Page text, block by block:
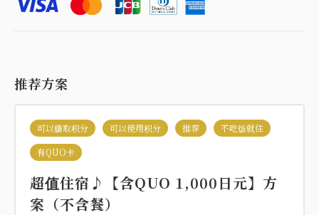
推荐方案
可以赚取积分 可以使用积分 推荐
不吃饭就住
有QUO卡
超值住宿♪【含QUO 1,000日元】方
案（不含餐）